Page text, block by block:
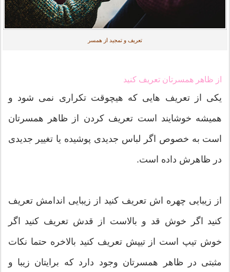
تعریف و تمجید از همسر
از ظاهر همسرتان تعریف کنید
یکی از تعریف هایی که هیچوقت تکراری نمی شود و
همیشه خوشایند است تعریف کردن از ظاهر همسرتان
است به خصوص اگر لباس جدیدی پوشیده یا تغییر جدیدی
در ظاهرش داده است.
از زیبایی چهره اش تعریف کنید از زیبایی اندامش تعریف
کنید اگر خوش قد و بالاست از قدش تعریف کنید اگر
خوش تیپ است از تیپش تعریف کنید بالاخره حتما نکات
مثبتی در ظاهر همسرتان وجود دارد که برایتان زیبا و